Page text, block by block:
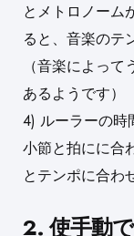
とメトロノーム
ると、音楽のテ
（音楽によっ
あるようです）
4) ルーラーの時
小節と拍にに合
とテンポに合わ
2. 使手動